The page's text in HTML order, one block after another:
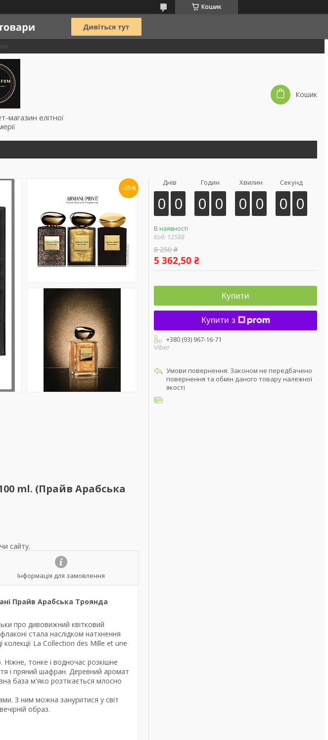
Кошик
магазин елітної
Кошик
–35%
ml. (Прайв Арабська
сайту.
Інформація для замовлення
Прайв Арабська Троянда
про дивовижний квітковий
стала наслідком натхнення
La Collection des Mille et une
тонке і водночас розкішне
і пряний шафран. Деревний аромат
база м'яко розтікається млосно
З ним можна зануритися у світ
образ.
Днів
0 0
Годин
0 0
Хвилин
0 0
Секунд
0 0
В наявності
Код: 12588
8 250 ₴
5 362,50 ₴
Купити
Купити з
+380 (93) 967-16-71
Viber
Законом не передбачено
повернення та обмін даного товару належної
якості